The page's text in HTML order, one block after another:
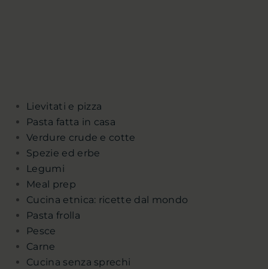
Lievitati e pizza
Pasta fatta in casa
Verdure crude e cotte
Spezie ed erbe
Legumi
Meal prep
Cucina etnica: ricette dal mondo
Pasta frolla
Pesce
Carne
Cucina senza sprechi